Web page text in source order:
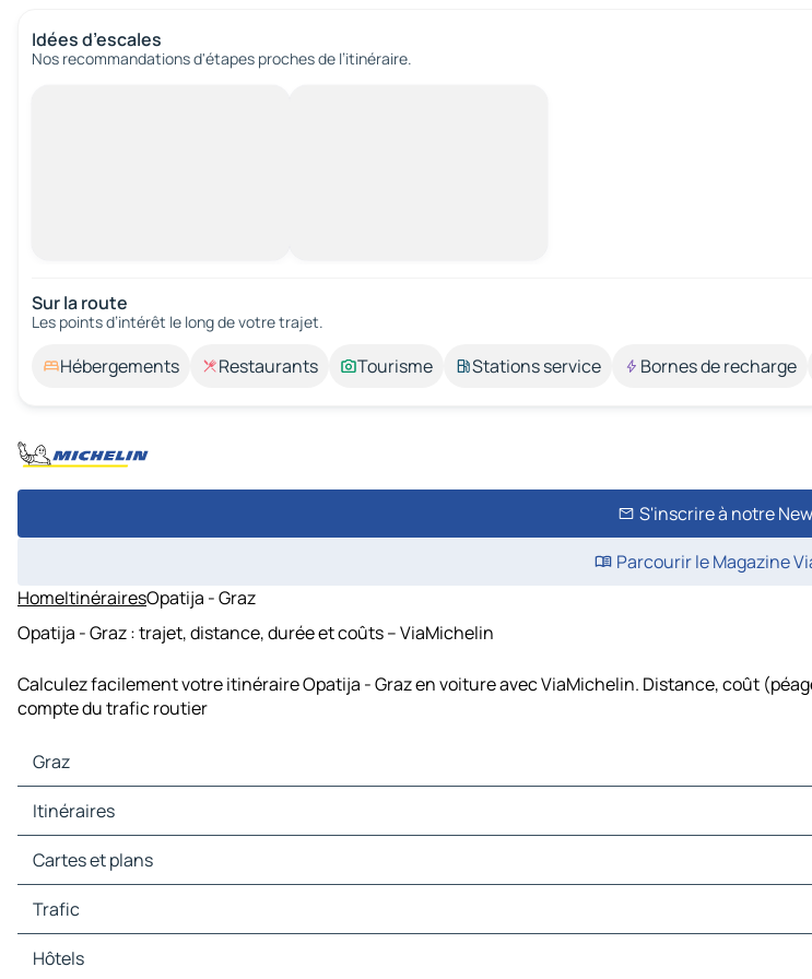
Idées d’escales
Nos recommandations d'étapes proches de l’itinéraire.
Sur la route
Les points d’intérêt le long de votre trajet.
Hébergements Restaurants Tourisme Stations service Bornes de recharge
S'inscrire à notre
Parcourir le Magazine
HomeItinérairesOpatija - Graz
Opatija - Graz : trajet, distance, durée et coûts – ViaMichelin
Calculez facilement votre itinéraire Opatija - Graz en voiture avec ViaMichelin. Distance, coût
compte du trafic routier
Graz
Graz Cartes et plans
Graz Trafic
Graz Hôtels
Graz Restaurants
Graz Stations-service
Itinéraires
Itinéraires Graz - Ljubljana
Itinéraires Graz - Vienne
Itinéraires Graz - Zagreb
Itinéraires Graz - Bratislava
Itinéraires Graz - Linz
Itinéraires Graz - Gyor
Cartes et plans
Cartes et plans Ljubljana
Cartes et plans Vienne
Cartes et plans Zagreb
Cartes et plans Bratislava
Trafic
Trafic Ljubljana
Trafic Vienne
Hôtels